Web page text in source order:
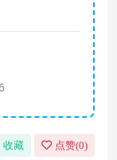
收藏 点赞(0)